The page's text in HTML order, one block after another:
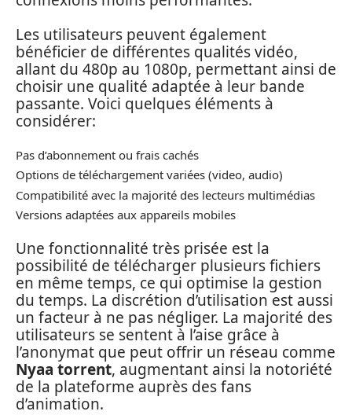
Les utilisateurs peuvent également
bénéficier de différentes qualités vidéo,
allant du 480p au 1080p, permettant ainsi de
choisir une qualité adaptée à leur bande
passante. Voici quelques éléments à
considérer:
Pas d’abonnement ou frais cachés
Options de téléchargement variées (video, audio)
Compatibilité avec la majorité des lecteurs multimédias
Versions adaptées aux appareils mobiles
Une fonctionnalité très prisée est la
possibilité de télécharger plusieurs fichiers
en même temps, ce qui optimise la gestion
du temps. La discrétion d’utilisation est aussi
un facteur à ne pas négliger. La majorité des
utilisateurs se sentent à l’aise grâce à
l’anonymat que peut offrir un réseau comme
Nyaa torrent, augmentant ainsi la notoriété
de la plateforme auprès des fans
d’animation.